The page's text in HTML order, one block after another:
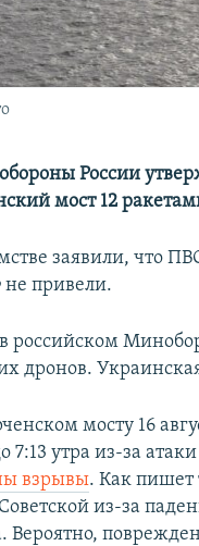
России
мост 12
заявили, что
привели.
российском
дронов.
мосту 16
7:13 утра из-за
взрывы. Как пишет
из-за
Вероятно,